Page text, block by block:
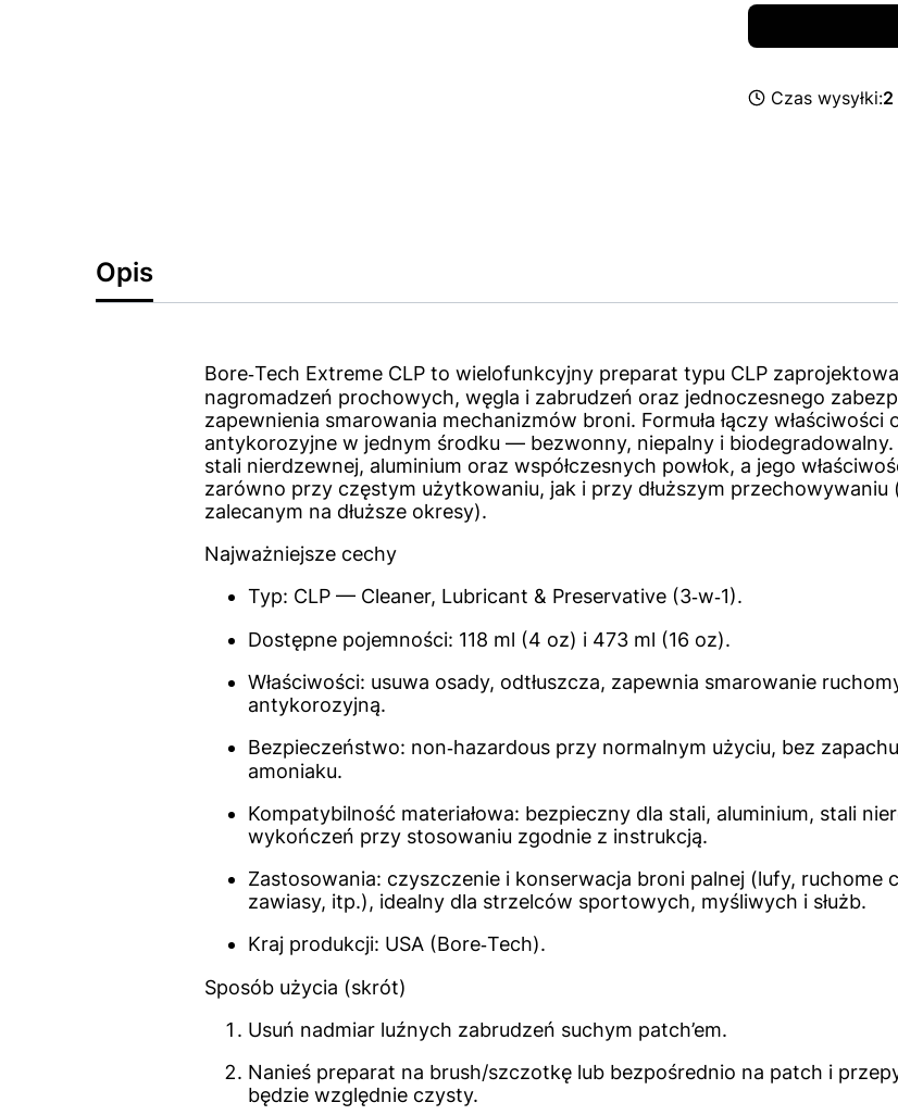
Czas wysyłki:2
Opis
Bore‑Tech Extreme CLP to wielofunkcyjny preparat typu CLP
nagromadzeń prochowych, węgla i zabrudzeń oraz jednoczesnego
zapewnienia smarowania mechanizmów broni. Formuła łączy właściwości
antykorozyjne w jednym środku — bezwonny, niepalny i biodegradowalny.
stali nierdzewnej, aluminium oraz współczesnych powłok, a jego
zarówno przy częstym użytkowaniu, jak i przy dłuższym
zalecanym na dłuższe okresy).
Najważniejsze cechy
Typ: CLP — Cleaner, Lubricant & Preservative (3‑w‑1).
Dostępne pojemności: 118 ml (4 oz) i 473 ml (16 oz).
Właściwości: usuwa osady, odtłuszcza, zapewnia smarowanie
antykorozyjną.
Bezpieczeństwo: non‑hazardous przy normalnym użyciu, bez
amoniaku.
Kompatybilność materiałowa: bezpieczny dla stali, aluminium, stali
wykończeń przy stosowaniu zgodnie z instrukcją.
Zastosowania: czyszczenie i konserwacja broni palnej (lufy, ruchome
zawiasy, itp.), idealny dla strzelców sportowych, myśliwych i służb.
Kraj produkcji: USA (Bore‑Tech).
Sposób użycia (skrót)
Usuń nadmiar luźnych zabrudzeń suchym patch’em.
Nanieś preparat na brush/szczotkę lub bezpośrednio na patch i
będzie względnie czysty.